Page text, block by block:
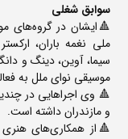
سوابق شغلی
🔺ایشان در گروه‌های
ملی نغمه باران،
سیما، آوین، دینگ و
موسیقی نوای ملل به
🔺 وی اجراهایی در
و مازندران داشته است.
🔺از همکاری‌های